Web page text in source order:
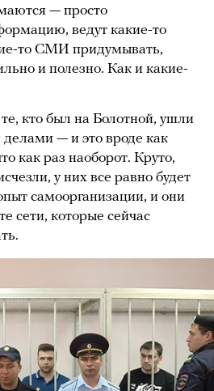
— просто
ведут какие-то
то СМИ придумывать,
и полезно. Как и какие-
кто был на Болотной, ушли
— и это вроде как
как раз наоборот. Круто,
у них все равно будет
самоорганизации, и они
сети, которые сейчас